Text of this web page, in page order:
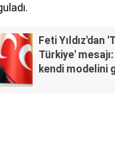
Feti Yıldız'dan
Türkiye'
kendi modelini